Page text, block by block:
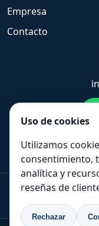
Empresa
Contacto
+44 20 3808
637 822
Uso de cookies
Utilizamos
consentimiento,
analítica y
reseñas de
Rechazar